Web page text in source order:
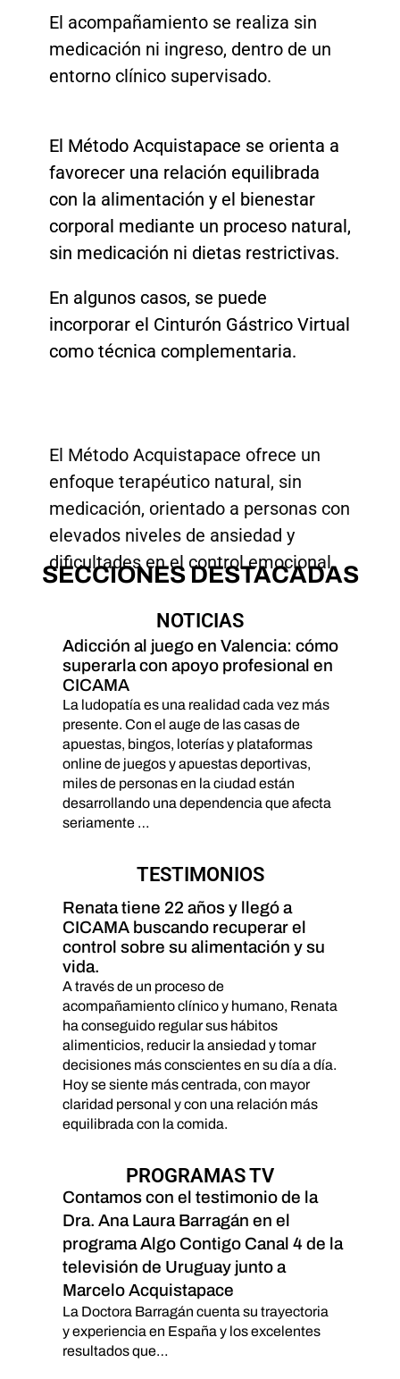
El acompañamiento se realiza sin
medicación ni ingreso, dentro de un
entorno clínico supervisado.
El Método Acquistapace se orienta a
favorecer una relación equilibrada
con la alimentación y el bienestar
corporal mediante un proceso natural,
sin medicación ni dietas restrictivas.
En algunos casos, se puede
incorporar el Cinturón Gástrico Virtual
como técnica complementaria.
El Método Acquistapace ofrece un
enfoque terapéutico natural, sin
medicación, orientado a personas con
elevados niveles de ansiedad y
dificultades en el control emocional.
SECCIONES DESTACADAS
NOTICIAS
Adicción al juego en Valencia: cómo
superarla con apoyo profesional en
CICAMA
La ludopatía es una realidad cada vez más
presente. Con el auge de las casas de
apuestas, bingos, loterías y plataformas
online de juegos y apuestas deportivas,
miles de personas en la ciudad están
desarrollando una dependencia que afecta
seriamente …
TESTIMONIOS
Renata tiene 22 años y llegó a
CICAMA buscando recuperar el
control sobre su alimentación y su
vida.
A través de un proceso de
acompañamiento clínico y humano, Renata
ha conseguido regular sus hábitos
alimenticios, reducir la ansiedad y tomar
decisiones más conscientes en su día a día.
Hoy se siente más centrada, con mayor
claridad personal y con una relación más
equilibrada con la comida.
PROGRAMAS TV
Contamos con el testimonio de la
Dra. Ana Laura Barragán en el
programa Algo Contigo Canal 4 de la
televisión de Uruguay junto a
Marcelo Acquistapace
La Doctora Barragán cuenta su trayectoria
y experiencia en España y los excelentes
resultados que…